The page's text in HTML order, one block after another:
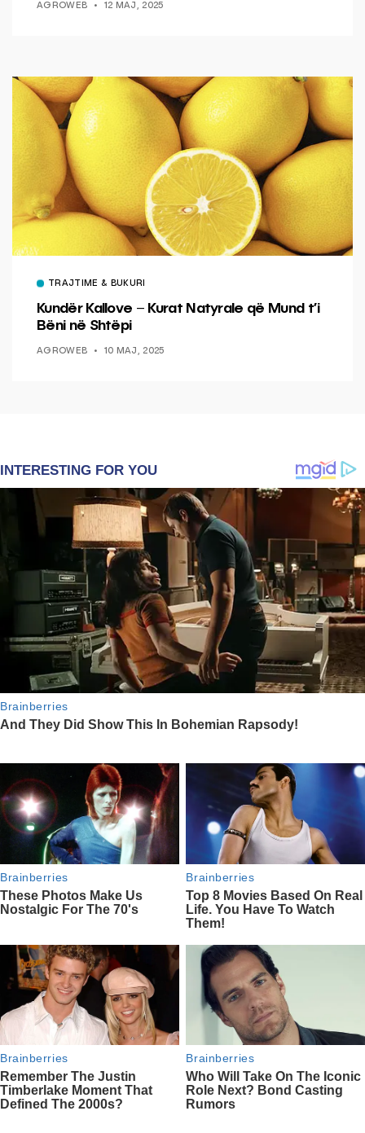
AGROWEB 12 MAJ, 2025
TRAJTIME & BUKURI
Kundër Kallove – Kurat Natyrale që Mund t’i
Bëni në Shtëpi
AGROWEB 10 MAJ, 2025